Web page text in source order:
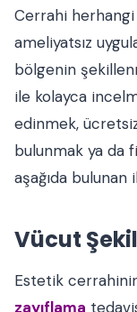
Cerrahi
ameliyatsız
bölgenin
ile kolayca
edinmek,
bulunmak ya da
aşağıda
Vücut
Estetik
zayıflama